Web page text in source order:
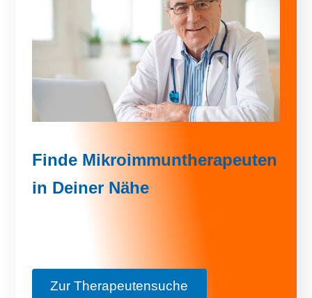
Finde Mikroimmuntherapeuten
in Deiner Nähe
Zur Therapeutensuche